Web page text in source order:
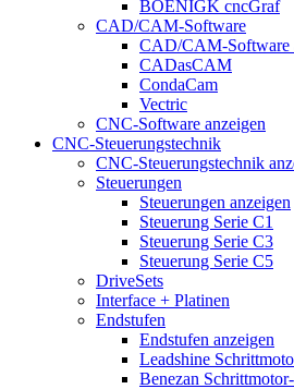
BOENIGK cncGraf
CAD/CAM-Software
CAD/CAM-Software
CADasCAM
CondaCam
Vectric
CNC-Software anzeigen
CNC-Steuerungstechnik
CNC-Steuerungstechnik
Steuerungen
Steuerungen anzeigen
Steuerung Serie C1
Steuerung Serie C3
Steuerung Serie C5
DriveSets
Interface + Platinen
Endstufen
Endstufen anzeigen
Leadshine
Benezan